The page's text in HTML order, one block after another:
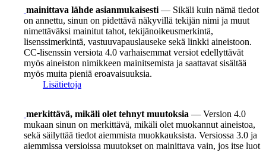
mainittava lähde asianmukaisesti — Sikäli kuin nämä tiedot
on annettu, sinun on pidettävä näkyvillä tekijän nimi ja muut
nimettäväksi mainitut tahot, tekijänoikeusmerkintä,
lisenssimerkintä, vastuuvapauslauseke sekä linkki aineistoon.
CC-lisenssin versiota 4.0 varhaisemmat versiot edellyttävät
myös aineiston nimikkeen mainitsemista ja saattavat sisältää
myös muita pieniä eroavaisuuksia.
Lisätietoja
merkittävä, mikäli olet tehnyt muutoksia — Version 4.0
mukaan sinun on merkittävä, mikäli olet muokannut aineistoa,
sekä säilyttää tiedot aiemmista muokkauksista. Versiossa 3.0 ja
aiemmissa versioissa muutokset on mainittava vain, jos itse luot